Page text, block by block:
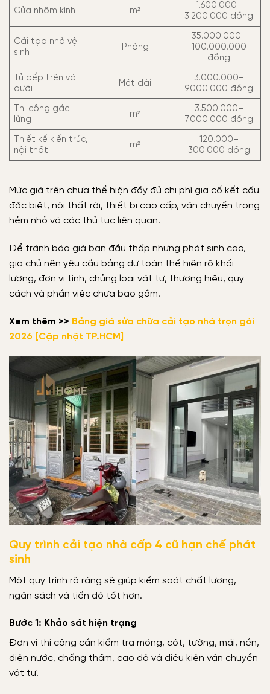
Cửa nhôm kính m²
1.600.000–
3.200.000 đồng
Cải tạo nhà vệ
sinh
Phòng
35.000.000–
100.000.000
đồng
Tủ bếp trên và
dưới
Mét dài
3.000.000–
9.000.000 đồng
Thi công gác
lửng
m²
3.500.000–
7.000.000 đồng
Thiết kế kiến trúc,
nội thất
m²
120.000–
300.000 đồng
Mức giá trên chưa thể hiện đầy đủ chi phí gia cố kết cấu
đặc biệt, nội thất rời, thiết bị cao cấp, vận chuyển trong
hẻm nhỏ và các thủ tục liên quan.
Để tránh báo giá ban đầu thấp nhưng phát sinh cao,
gia chủ nên yêu cầu bảng dự toán thể hiện rõ khối
lượng, đơn vị tính, chủng loại vật tư, thương hiệu, quy
cách và phần việc chưa bao gồm.
Xem thêm >> Bảng giá sửa chữa cải tạo nhà trọn gói
2026 [Cập nhật TP.HCM]
Quy trình cải tạo nhà cấp 4 cũ hạn chế phát
sinh
Một quy trình rõ ràng sẽ giúp kiểm soát chất lượng,
ngân sách và tiến độ tốt hơn.
Bước 1: Khảo sát hiện trạng
Đơn vị thi công cần kiểm tra móng, cột, tường, mái, nền,
điện nước, chống thấm, cao độ và điều kiện vận chuyển
vật tư.